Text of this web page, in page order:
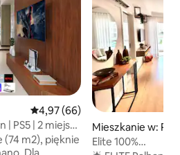
Średnia ocena: 4,97 na 5,
4,97 (66)
| PS5 | 2 miejsca
m2), pięknie
Mieszkanie w:
Elite 100%